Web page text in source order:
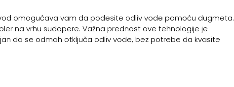
omogućava vam da podesite odliv vode pomoću dugmeta.
na vrhu sudopere. Važna prednost ove tehnologije je
da se odmah otključa odliv vode, bez potrebe da kvasite